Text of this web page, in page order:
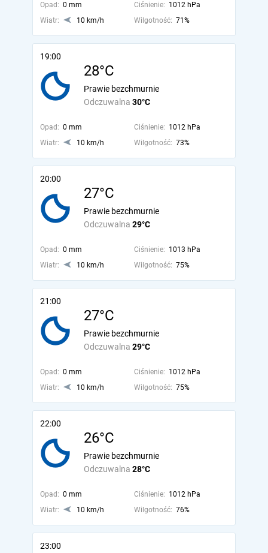
Opad: 0 mm Ciśnienie: 1012 hPa
Wiatr:
10 km/h Wilgotność: 71%
19:00
28°C
Odczuwalna 30°C
Prawie bezchmurnie
Opad: 0 mm Ciśnienie: 1012 hPa
Wiatr:
10 km/h Wilgotność: 73%
20:00
27°C
Odczuwalna 29°C
Prawie bezchmurnie
Opad: 0 mm Ciśnienie: 1013 hPa
Wiatr:
10 km/h Wilgotność: 75%
21:00
27°C
Odczuwalna 29°C
Prawie bezchmurnie
Opad: 0 mm Ciśnienie: 1012 hPa
Wiatr:
10 km/h Wilgotność: 75%
22:00
26°C
Odczuwalna 28°C
Prawie bezchmurnie
Opad: 0 mm Ciśnienie: 1012 hPa
Wiatr:
10 km/h Wilgotność: 76%
23:00